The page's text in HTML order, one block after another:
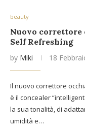
beauty
Nuovo correttore
Self Refreshing
by Miki 18
Il nuovo correttore
è il concealer
la sua tonalità, di
umidità e…